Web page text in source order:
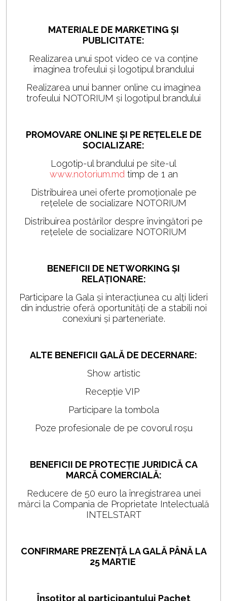
MATERIALE DE MARKETING ȘI
PUBLICITATE:
Realizarea unui spot video ce va conține
imaginea trofeului și logotipul brandului
Realizarea unui banner online cu imaginea
trofeului NOTORIUM și logotipul brandului
PROMOVARE ONLINE ȘI PE REȚELELE DE
SOCIALIZARE:
Logotip-ul brandului pe site-ul
www.notorium.md timp de 1 an
Distribuirea unei oferte promoționale pe
rețelele de socializare NOTORIUM
Distribuirea postărilor despre învingători pe
rețelele de socializare NOTORIUM
BENEFICII DE NETWORKING ȘI
RELAȚIONARE:
Participare la Gala și interacțiunea cu alți lideri
din industrie oferă oportunități de a stabili noi
conexiuni și parteneriate.
ALTE BENEFICII GALĂ DE DECERNARE:
Show artistic
Recepție VIP
Participare la tombola
Poze profesionale de pe covorul roșu
BENEFICII DE PROTECȚIE JURIDICĂ CA
MARCĂ COMERCIALĂ:
Reducere de 50 euro la înregistrarea unei
mărci la Compania de Proprietate Intelectuală
INTELSTART
CONFIRMARE PREZENȚĂ LA GALĂ PÂNĂ LA
25 MARTIE
Însoțitor al participantului Pachet